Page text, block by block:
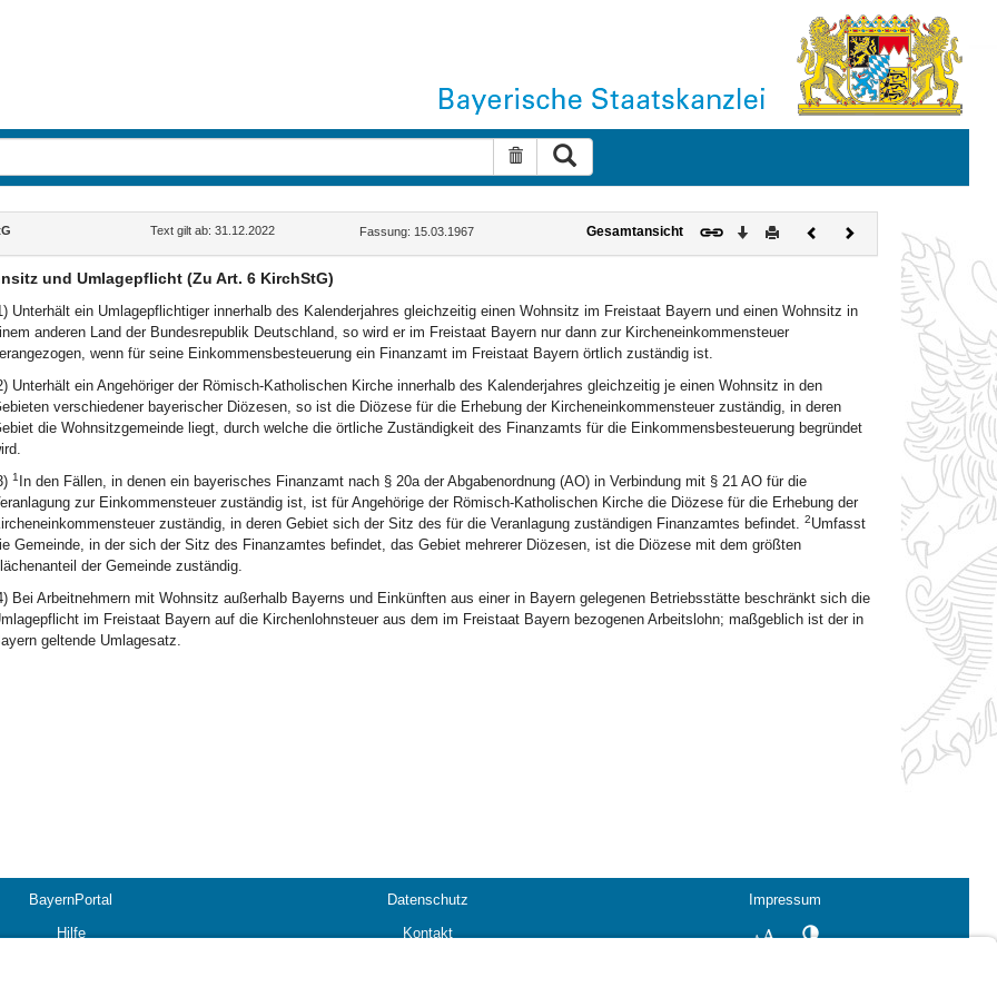
Suche zurücksetzen
Text gilt ab: 31.12.2022 Fassung: 15.03.1967 Gesamtansicht Download
DruckenVorherigesNächstes
Dokument
und Umlagepflicht (Zu Art. 6 KirchStG)
Unterhält ein Umlagepflichtiger innerhalb des Kalenderjahres gleichzeitig einen Wohnsitz im Freistaat Bayern und einen Wohnsitz in
anderen Land der Bundesrepublik Deutschland, so wird er im Freistaat Bayern nur dann zur Kircheneinkommensteuer
wenn für seine Einkommensbesteuerung ein Finanzamt im Freistaat Bayern örtlich zuständig ist.
Unterhält ein Angehöriger der Römisch-Katholischen Kirche innerhalb des Kalenderjahres gleichzeitig je einen Wohnsitz in den
verschiedener bayerischer Diözesen, so ist die Diözese für die Erhebung der Kircheneinkommensteuer zuständig, in deren
die Wohnsitzgemeinde liegt, durch welche die örtliche Zuständigkeit des Finanzamts für die Einkommensbesteuerung begründet
1 In den Fällen, in denen ein bayerisches Finanzamt nach § 20a der Abgabenordnung (AO) in Verbindung mit § 21 AO für die
zur Einkommensteuer zuständig ist, ist für Angehörige der Römisch-Katholischen Kirche die Diözese für die Erhebung der
zuständig, in deren Gebiet sich der Sitz des für die Veranlagung zuständigen Finanzamtes befindet. 2Umfasst
Gemeinde, in der sich der Sitz des Finanzamtes befindet, das Gebiet mehrerer Diözesen, ist die Diözese mit dem größten
der Gemeinde zuständig.
Bei Arbeitnehmern mit Wohnsitz außerhalb Bayerns und Einkünften aus einer in Bayern gelegenen Betriebsstätte beschränkt sich die
im Freistaat Bayern auf die Kirchenlohnsteuer aus dem im Freistaat Bayern bezogenen Arbeitslohn; maßgeblich ist der in
geltende Umlagesatz.
BayernPortal Datenschutz
Impressum
Hilfe Kontakt SchriftgrößeKontrastwechsel